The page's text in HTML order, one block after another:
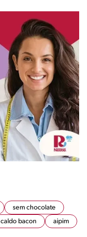
sem chocolate
caldo bacon aipim